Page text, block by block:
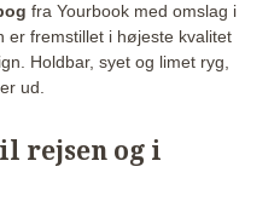
fra Yourbook med omslag i
er fremstillet i højeste kvalitet
Holdbar, syet og limet ryg,
ud.
rejsen og i